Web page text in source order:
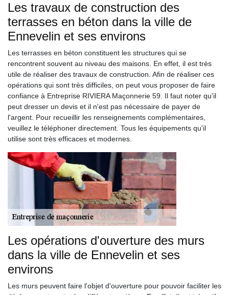
Les travaux de construction des
terrasses en béton dans la ville de
Ennevelin et ses environs
Les terrasses en béton constituent les structures qui se
rencontrent souvent au niveau des maisons. En effet, il est très
utile de réaliser des travaux de construction. Afin de réaliser ces
opérations qui sont très difficiles, on peut vous proposer de faire
confiance à Entreprise RIVIERA Maçonnerie 59. Il faut noter qu'il
peut dresser un devis et il n'est pas nécessaire de payer de
l'argent. Pour recueillir les renseignements complémentaires,
veuillez le téléphoner directement. Tous les équipements qu'il
utilise sont très efficaces et modernes.
Les opérations d'ouverture des murs
dans la ville de Ennevelin et ses
environs
Les murs peuvent faire l'objet d'ouverture pour pouvoir faciliter les